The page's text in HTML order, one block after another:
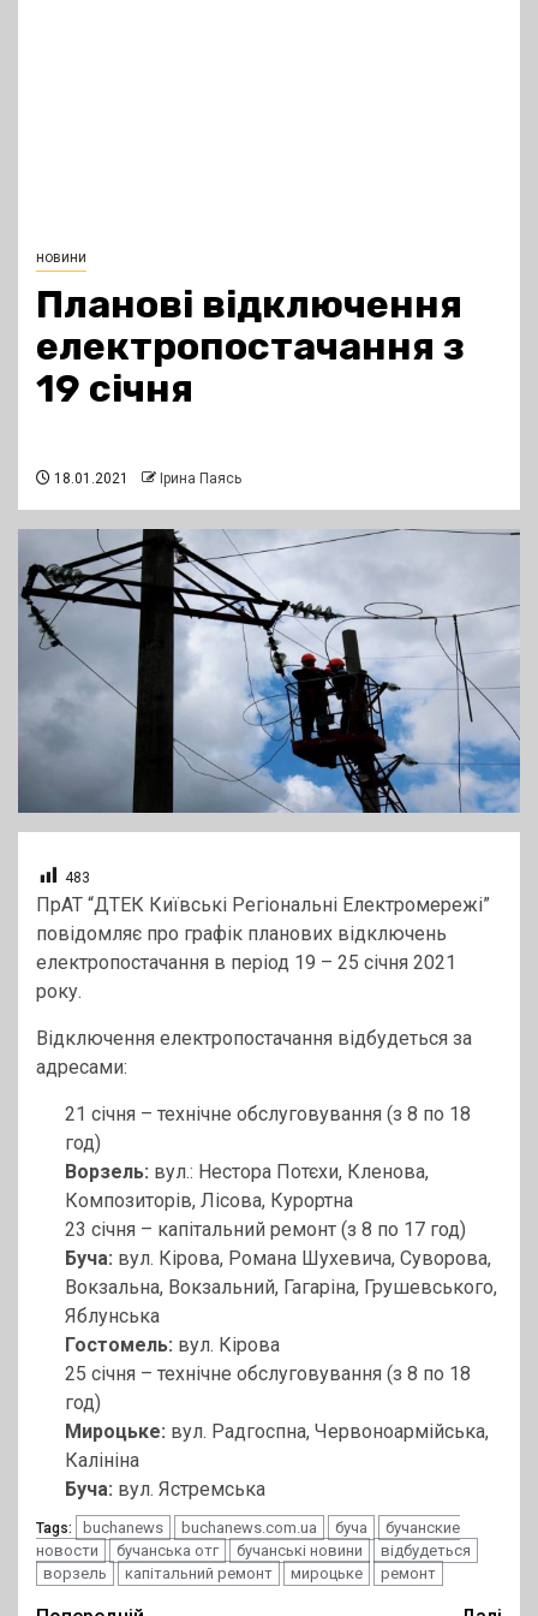
новини
Планові відключення
електропостачання з
19 січня
18.01.2021 Ірина Паясь
483
ПрАТ “ДТЕК Київські Регіональні Електромережі”
повідомляє про графік планових відключень
електропостачання в період 19 – 25 січня 2021
року.
Відключення електропостачання відбудеться за
адресами:
21 січня – технічне обслуговування (з 8 по 18
год)
Ворзель: вул.: Нестора Потєхи, Кленова,
Композиторів, Лісова, Курортна
23 січня – капітальний ремонт (з 8 по 17 год)
Буча: вул. Кірова, Романа Шухевича, Суворова,
Вокзальна, Вокзальний, Гагаріна, Грушевського,
Яблунська
Гостомель: вул. Кірова
25 січня – технічне обслуговування (з 8 по 18
год)
Мироцьке: вул. Радгоспна, Червоноармійська,
Калініна
Буча: вул. Ястремська
Tags: buchanews buchanews.com.ua буча
бучанские
новости
бучанська отг бучанські новини
відбудеться
ворзель
капітальний ремонт мироцьке ремонт